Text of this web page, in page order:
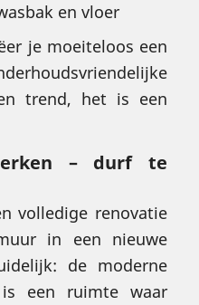
en vloer
je moeiteloos een
trend, het is een
– durf te
volledige renovatie
in een nieuwe
de moderne
een ruimte waar